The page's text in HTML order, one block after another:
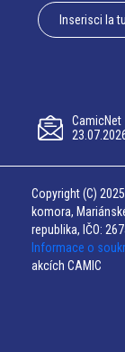
CamicNet
Copyright (C)
komora,
republika, IČO:
Informace o
akcích CAMIC